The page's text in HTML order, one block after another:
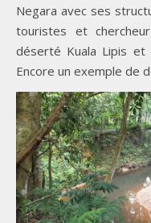
Negara avec ses
touristes et
déserté Kuala Lipis et
Encore un exemple de